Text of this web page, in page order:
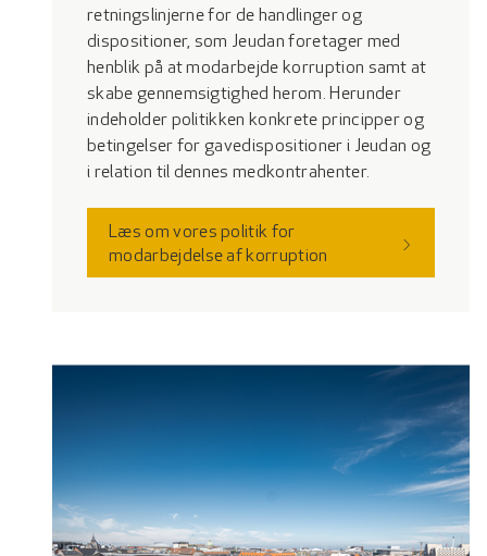
retningslinjerne for de handlinger og
dispositioner, som Jeudan foretager med
henblik på at modarbejde korruption samt at
skabe gennemsigtighed herom. Herunder
indeholder politikken konkrete principper og
betingelser for gavedispositioner i Jeudan og
i relation til dennes medkontrahenter.
Læs om vores politik for
modarbejdelse af korruption